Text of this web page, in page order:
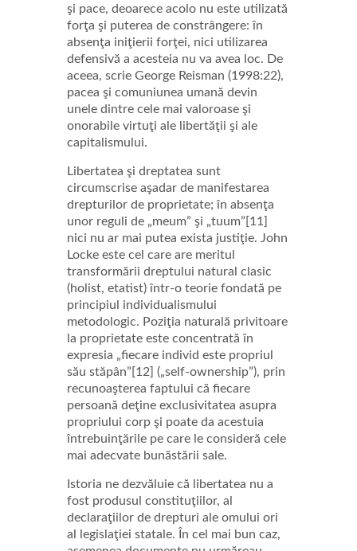
şi pace, deoarece acolo nu este utilizată
forţa şi puterea de constrângere: în
absenţa iniţierii forţei, nici utilizarea
defensivă a acesteia nu va avea loc. De
aceea, scrie George Reisman (1998:22),
pacea şi comuniunea umană devin
unele dintre cele mai valoroase şi
onorabile virtuţi ale libertăţii şi ale
capitalismului.
Libertatea şi dreptatea sunt
circumscrise aşadar de manifestarea
drepturilor de proprietate; în absenţa
unor reguli de „meum” şi „tuum”[11]
nici nu ar mai putea exista justiţie. John
Locke este cel care are meritul
transformării dreptului natural clasic
(holist, etatist) într-o teorie fondată pe
principiul individualismului
metodologic. Poziţia naturală privitoare
la proprietate este concentrată în
expresia „fiecare individ este propriul
său stăpân”[12] („self-ownership”), prin
recunoaşterea faptului că fiecare
persoană deţine exclusivitatea asupra
propriului corp şi poate da acestuia
întrebuinţările pe care le consideră cele
mai adecvate bunăstării sale.
Istoria ne dezvăluie că libertatea nu a
fost produsul constituţiilor, al
declaraţiilor de drepturi ale omului ori
al legislaţiei statale. În cel mai bun caz,